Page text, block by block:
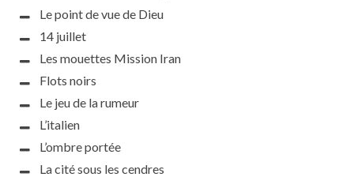
Le point de vue de Dieu
14 juillet
Les mouettes Mission Iran
Flots noirs
Le jeu de la rumeur
L’italien
L’ombre portée
La cité sous les cendres